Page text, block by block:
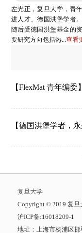
左光正，复旦大学，青
进人才、德国洪堡学者
随后受德国洪堡基金的
要研究方向包括热... 查看
【FlexMat 青年编委】
【德国洪堡学者，永
复旦大学
​Copyright © 2019 复旦
沪ICP备:16018209-1
地址：上海市杨浦区邯